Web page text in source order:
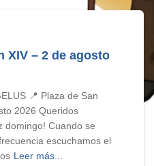
XIV – 2 de agosto
📍 Plaza de San
2026 Queridos
domingo! Cuando se
escuchamos el
Leer más...